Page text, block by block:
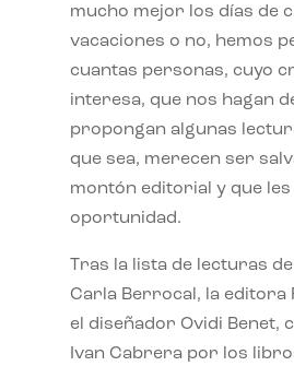
mucho mejor los días de
vacaciones o no, hemos
cuantas personas, cuyo
interesa, que nos hagan
propongan algunas
que sea, merecen ser
montón editorial y que les
oportunidad.
Tras la lista de lecturas
Carla Berrocal, la editora
el diseñador Ovidi Benet,
Ivan Cabrera por los